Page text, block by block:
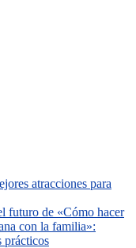
atracciones para
futuro de «Cómo hacer
con la familia»:
prácticos